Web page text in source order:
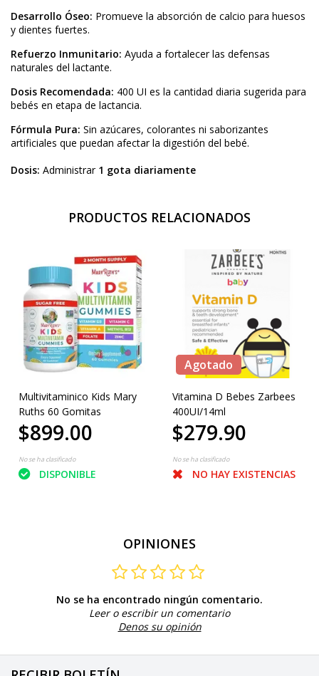
Desarrollo Óseo: Promueve la absorción de calcio para huesos
y dientes fuertes.
Refuerzo Inmunitario: Ayuda a fortalecer las defensas
naturales del lactante.
Dosis Recomendada: 400 UI es la cantidad diaria sugerida para
bebés en etapa de lactancia.
Fórmula Pura: Sin azúcares, colorantes ni saborizantes
artificiales que puedan afectar la digestión del bebé.
Dosis: Administrar 1 gota diariamente
PRODUCTOS RELACIONADOS
Multivitaminico Kids Mary
Ruths 60 Gomitas
$899.00
No se ha clasificado
DISPONIBLE
Agotado
Vitamina D Bebes Zarbees
400UI/14ml
$279.90
No se ha clasificado
NO HAY EXISTENCIAS
OPINIONES
No se ha encontrado ningún comentario.
Leer o escribir un comentario
Denos su opinión